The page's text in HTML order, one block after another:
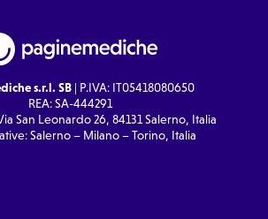
s.r.l. SB| P.IVA: IT05418080650
REA: SA-444291
San Leonardo 26, 84131 Salerno, Italia
Salerno – Milano – Torino, Italia